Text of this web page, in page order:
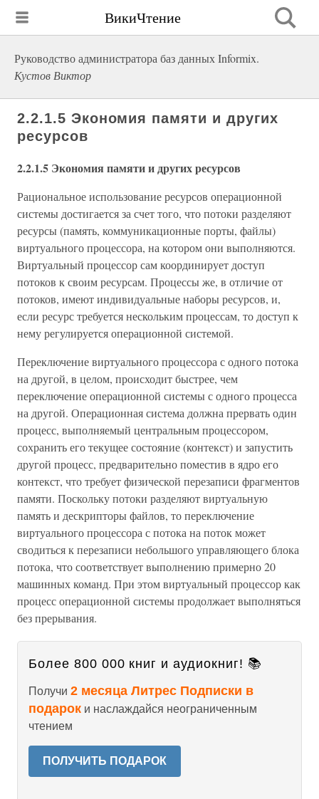
ВикиЧтение
Руководство администратора баз данных Informix.
Кустов Виктор
2.2.1.5 Экономия памяти и других
ресурсов
2.2.1.5 Экономия памяти и других ресурсов
Рациональное использование ресурсов операционной
системы достигается за счет того, что потоки разделяют
ресурсы (память, коммуникационные порты, файлы)
виртуального процессора, на котором они выполняются.
Виртуальный процессор сам координирует доступ
потоков к своим ресурсам. Процессы же, в отличие от
потоков, имеют индивидуальные наборы ресурсов, и,
если ресурс требуется нескольким процессам, то доступ к
нему регулируется операционной системой.
Переключение виртуального процессора с одного потока
на другой, в целом, происходит быстрее, чем
переключение операционной системы с одного процесса
на другой. Операционная система должна прервать один
процесс, выполняемый центральным процессором,
сохранить его текущее состояние (контекст) и запустить
другой процесс, предварительно поместив в ядро его
контекст, что требует физической перезаписи фрагментов
памяти. Поскольку потоки разделяют виртуальную
память и дескрипторы файлов, то переключение
виртуального процессора с потока на поток может
сводиться к перезаписи небольшого управляющего блока
потока, что соответствует выполнению примерно 20
машинных команд. При этом виртуальный процессор как
процесс операционной системы продолжает выполняться
без прерывания.
Более 800 000 книг и аудиокниг! 📚
Получи 2 месяца Литрес Подписки в
подарок и наслаждайся неограниченным
чтением
ПОЛУЧИТЬ ПОДАРОК